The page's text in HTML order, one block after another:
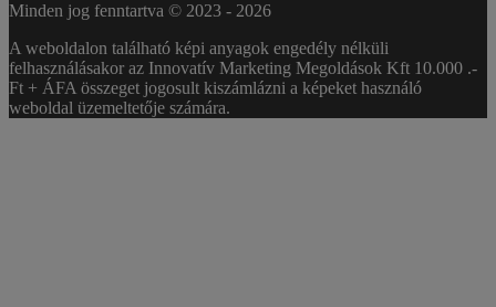
Minden jog fenntartva © 2023 - 2026
A weboldalon található képi anyagok engedély nélküli
felhasználásakor az Innovatív Marketing Megoldások Kft 10.000 .-
Ft + ÁFA összeget jogosult kiszámlázni a képeket használó
weboldal üzemeltetője számára.